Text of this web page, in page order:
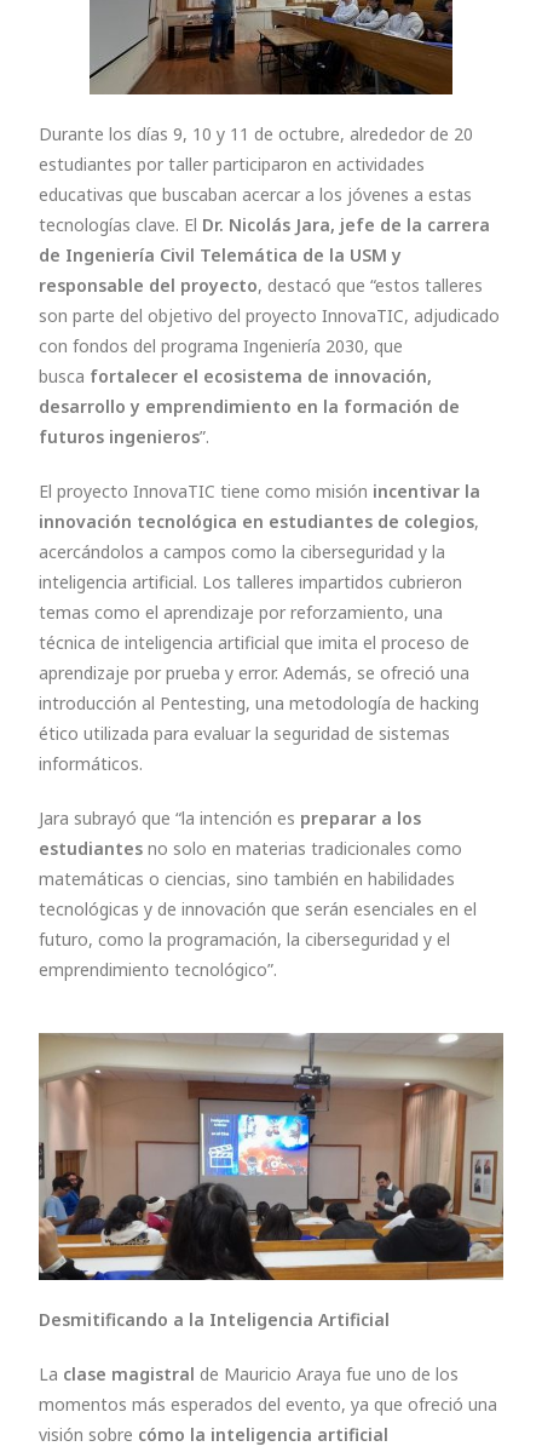
Durante los días 9, 10 y 11 de octubre, alrededor de 20
estudiantes por taller participaron en actividades
educativas que buscaban acercar a los jóvenes a estas
tecnologías clave. El Dr. Nicolás Jara, jefe de la carrera
de Ingeniería Civil Telemática de la USM y
responsable del proyecto, destacó que “estos talleres
son parte del objetivo del proyecto InnovaTIC, adjudicado
con fondos del programa Ingeniería 2030, que
busca fortalecer el ecosistema de innovación,
desarrollo y emprendimiento en la formación de
futuros ingenieros”.
El proyecto InnovaTIC tiene como misión incentivar la
innovación tecnológica en estudiantes de colegios,
acercándolos a campos como la ciberseguridad y la
inteligencia artificial. Los talleres impartidos cubrieron
temas como el aprendizaje por reforzamiento, una
técnica de inteligencia artificial que imita el proceso de
aprendizaje por prueba y error. Además, se ofreció una
introducción al Pentesting, una metodología de hacking
ético utilizada para evaluar la seguridad de sistemas
informáticos.
Jara subrayó que “la intención es preparar a los
estudiantes no solo en materias tradicionales como
matemáticas o ciencias, sino también en habilidades
tecnológicas y de innovación que serán esenciales en el
futuro, como la programación, la ciberseguridad y el
emprendimiento tecnológico”.
Desmitificando a la Inteligencia Artificial
La clase magistral de Mauricio Araya fue uno de los
momentos más esperados del evento, ya que ofreció una
visión sobre cómo la inteligencia artificial